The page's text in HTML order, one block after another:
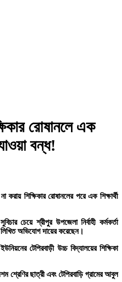
রোষানলে এক
বন্ধ!
করায় শিক্ষিকার রোষানলের পরে এক শিক্ষার্থী
চেয়ে শ্রীপুর উপজেলা নির্বাহী কর্মকর্তা
অভিযোগ দায়ের করেছেন।
টেপিরবাড়ী উচ্চ বিদ্যালয়ের শিক্ষিকা
শ্রেণির ছাত্রী এবং টেপিরবাড়ি গ্রামের আবুল